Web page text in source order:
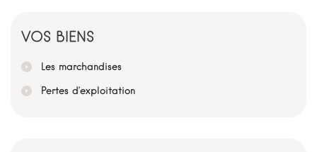
VOS BIENS
Les marchandises
Pertes d’exploitation